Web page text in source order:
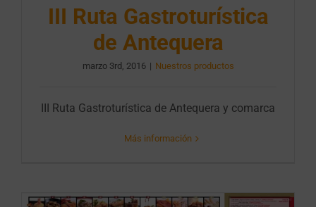
III Ruta Gastroturística
de Antequera
marzo 3rd, 2016 | Nuestros productos
III Ruta Gastroturística de Antequera y comarca
Más información